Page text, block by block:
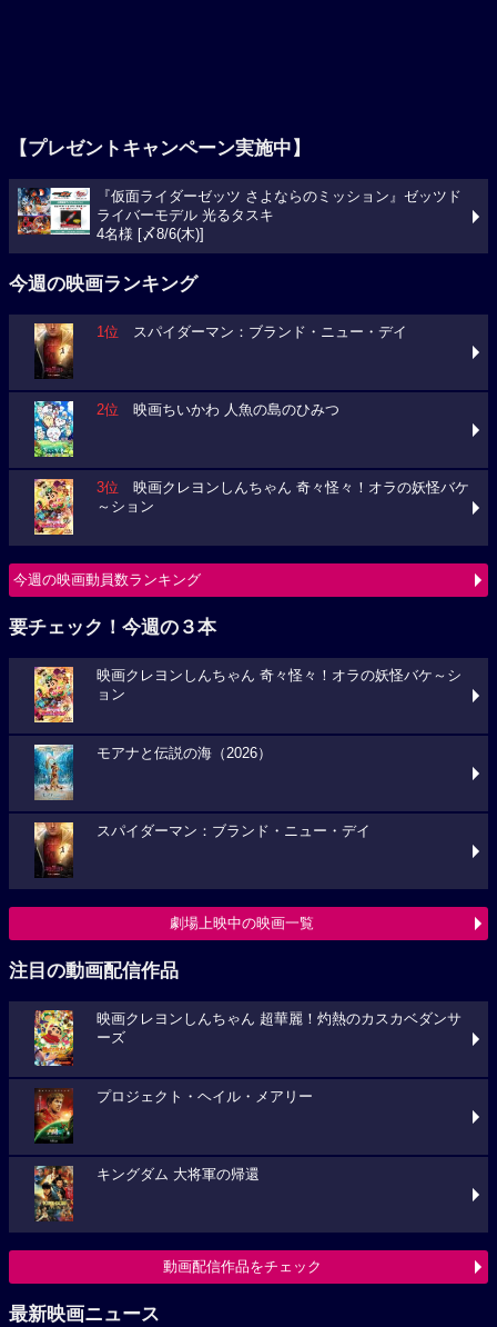
【プレゼントキャンペーン実施中】
『仮面ライダーゼッツ さよならのミッション』ゼッツド
ライバーモデル 光るタスキ
4名様 [〆8/6(木)]
今週の映画ランキング
1位 スパイダーマン：ブランド・ニュー・デイ
2位 映画ちいかわ 人魚の島のひみつ
3位 映画クレヨンしんちゃん 奇々怪々！オラの妖怪バケ
～ション
今週の映画動員数ランキング
要チェック！今週の３本
映画クレヨンしんちゃん 奇々怪々！オラの妖怪バケ～シ
ョン
モアナと伝説の海（2026）
スパイダーマン：ブランド・ニュー・デイ
劇場上映中の映画一覧
注目の動画配信作品
映画クレヨンしんちゃん 超華麗！灼熱のカスカベダンサ
ーズ
プロジェクト・ヘイル・メアリー
キングダム 大将軍の帰還
動画配信作品をチェック
最新映画ニュース